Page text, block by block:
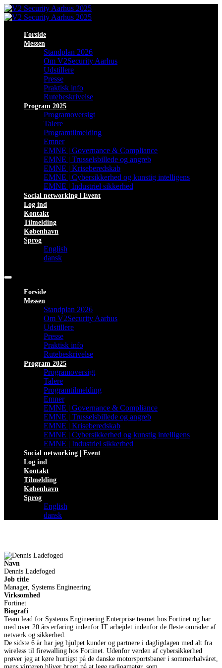
Forside
Messen
Standplan 2026
Om V2Security Aarhus
Udstillere
Presse
Praktisk info
Rutebeskrivelse
Program 2025
Programoversigt
Talere
Programtilmelding
Emner
EMNE | Governance & Compliance
EMNE | Trusselsbillede og angreb
EMNE | Kriseberedskab
EMNE | Cybersikkerhed og kunstig intelligens
EMNE | Industriel sikkerhed
Social networking | Event
Log ind
Kontakt
Tilmelding
København
Sprog
English
dansk
Forside
Messen
Standplan 2026
Om V2Security Aarhus
Udstillere
Presse
Praktisk info
Rutebeskrivelse
Program 2025
Programoversigt
Talere
Programtilmelding
Emner
EMNE | Governance & Compliance
EMNE | Trusselsbillede og angreb
EMNE | Kriseberedskab
EMNE | Cybersikkerhed og kunstig intelligens
EMNE | Industriel sikkerhed
Social networking | Event
Log ind
Kontakt
Tilmelding
København
Sprog
English
dansk
Navn
Dennis Ladefoged
Job title
Manager, Systems Engineering
Virksomhed
Fortinet
Biografi
Team lead for Systems Engineering Enterprise teamet hos Fortinet og har
med over 20 års erfaring indenfor IT arbejdet indenfor de fleste områder af
netværk og sikkerhed.
De sidste 6 år har jeg hjulpet kunder og partnere i dagligdagen med alt fra
wireless til firewalling hos Fortinet. Udenfor verden af cybersikkerhed
prøver jeg at køre hurtigst på de danske motorsportsbaner i sommerhalvåret,